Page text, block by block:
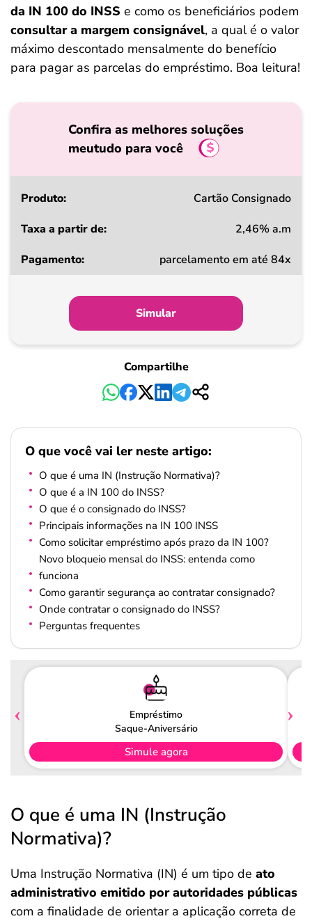
da IN 100 do INSS e como os beneficiários podem
consultar a margem consignável, a qual é o valor
máximo descontado mensalmente do benefício
para pagar as parcelas do empréstimo. Boa leitura!
Confira as melhores soluções
meutudo para você
Produto
a
Pagamento
Cartão Consignado
2,46% a.m
parcelamento em até 84x
Simular
Compartilhe
O que você vai ler neste artigo:
O que é uma IN (Instrução Normativa)?
O que é a IN 100 do INSS?
O que é o consignado do INSS?
Principais informações na IN 100 INSS
Como solicitar empréstimo após prazo da IN 100?
Novo bloqueio mensal do INSS: entenda como
funciona
Como garantir segurança ao contratar consignado?
Onde contratar o consignado do INSS?
Perguntas frequentes
Empréstimo
Saque-Aniversário
Simule agora
O que é uma IN (Instrução
Normativa)?
Uma Instrução Normativa (IN) é um tipo de ato
administrativo emitido por autoridades públicas
com a finalidade de orientar a aplicação correta de